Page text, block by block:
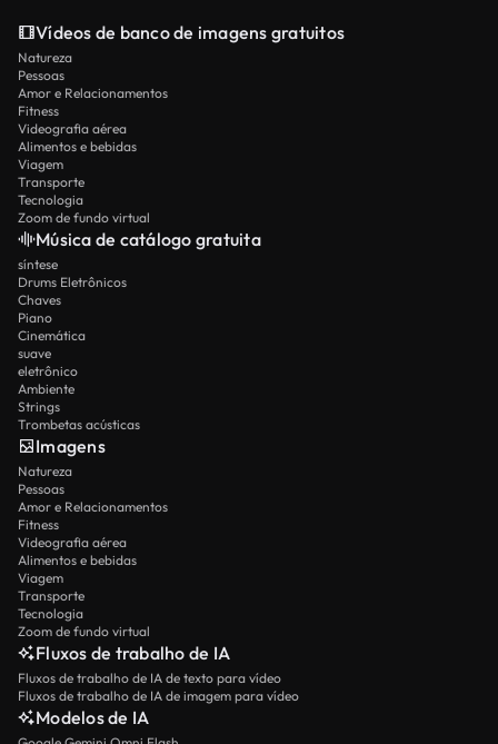
Vídeos de banco de imagens gratuitos
Natureza
Pessoas
Amor e Relacionamentos
Fitness
Videografia aérea
Alimentos e bebidas
Viagem
Transporte
Tecnologia
Zoom de fundo virtual
Música de catálogo gratuita
síntese
Drums Eletrônicos
Chaves
Piano
Cinemática
suave
eletrônico
Ambiente
Strings
Trombetas acústicas
Imagens
Natureza
Pessoas
Amor e Relacionamentos
Fitness
Videografia aérea
Alimentos e bebidas
Viagem
Transporte
Tecnologia
Zoom de fundo virtual
Fluxos de trabalho de IA
Fluxos de trabalho de IA de texto para vídeo
Fluxos de trabalho de IA de imagem para vídeo
Modelos de IA